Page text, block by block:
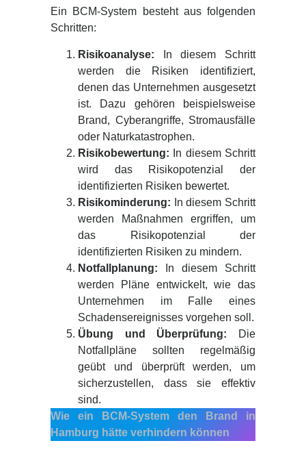
Ein BCM-System besteht aus folgenden
Schritten:
Risikoanalyse: In diesem Schritt
werden die Risiken identifiziert,
denen das Unternehmen ausgesetzt
ist. Dazu gehören beispielsweise
Brand, Cyberangriffe, Stromausfälle
oder Naturkatastrophen.
Risikobewertung: In diesem Schritt
wird das Risikopotenzial der
identifizierten Risiken bewertet.
Risikominderung: In diesem Schritt
werden Maßnahmen ergriffen, um
das Risikopotenzial der
identifizierten Risiken zu mindern.
Notfallplanung: In diesem Schritt
werden Pläne entwickelt, wie das
Unternehmen im Falle eines
Schadensereignisses vorgehen soll.
Übung und Überprüfung: Die
Notfallpläne sollten regelmäßig
geübt und überprüft werden, um
sicherzustellen, dass sie effektiv
sind.
Wie ein BCM-System den Brand in
Hamburg hätte verhindern können